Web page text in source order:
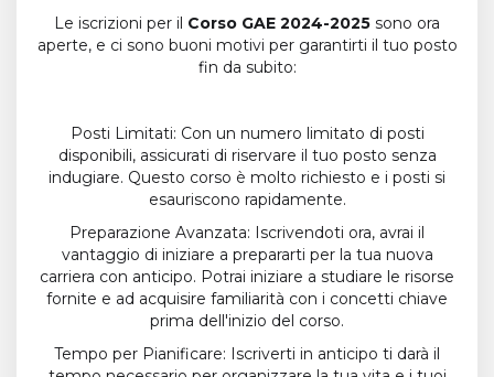
Le iscrizioni per il Corso GAE 2024-2025 sono ora
aperte, e ci sono buoni motivi per garantirti il tuo posto
fin da subito:
Posti Limitati: Con un numero limitato di posti
disponibili, assicurati di riservare il tuo posto senza
indugiare. Questo corso è molto richiesto e i posti si
esauriscono rapidamente.
Preparazione Avanzata: Iscrivendoti ora, avrai il
vantaggio di iniziare a prepararti per la tua nuova
carriera con anticipo. Potrai iniziare a studiare le risorse
fornite e ad acquisire familiarità con i concetti chiave
prima dell'inizio del corso.
Tempo per Pianificare: Iscriverti in anticipo ti darà il